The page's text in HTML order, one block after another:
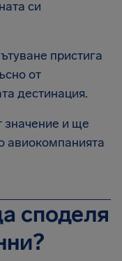
си
пристига
от
дестинация.
значение и ще
авиокомпанията
споделя